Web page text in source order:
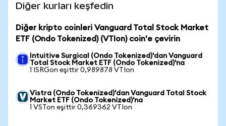
Diğer kurları keşfedin
Diğer kripto coinleri Vanguard Total Stock Market
ETF (Ondo Tokenized) (VTIon) coin'e çevirin
Intuitive Surgical (Ondo Tokenized)'dan Vanguard
Total Stock Market ETF (Ondo Tokenized)'na
1 ISRGon eşittir 0,989878 VTIon
Vistra (Ondo Tokenized)'dan Vanguard Total Stock
Market ETF (Ondo Tokenized)'na
1 VSTon eşittir 0,369362 VTIon